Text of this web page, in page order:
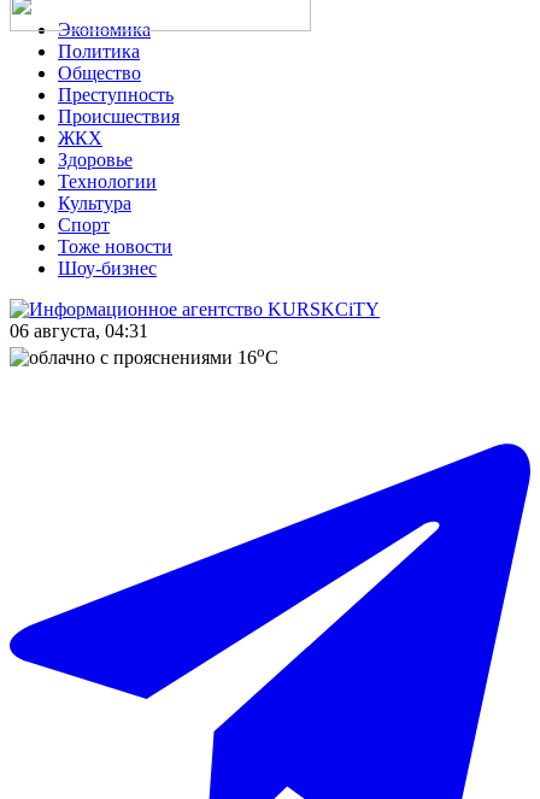
Экономика
Политика
Общество
Преступность
Происшествия
ЖКХ
Здоровье
Технологии
Культура
Спорт
Тоже новости
Шоу-бизнес
06 августа, 04:31
16oC